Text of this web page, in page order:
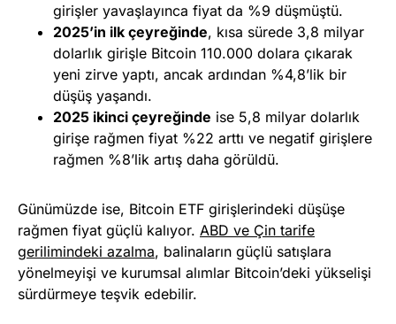
girişler yavaşlayınca fiyat da %9 düşmüştü.
2025’in ilk çeyreğinde, kısa sürede 3,8 milyar
dolarlık girişle Bitcoin 110.000 dolara çıkarak
yeni zirve yaptı, ancak ardından %4,8’lik bir
düşüş yaşandı.
2025 ikinci çeyreğinde ise 5,8 milyar dolarlık
girişe rağmen fiyat %22 arttı ve negatif girişlere
rağmen %8’lik artış daha görüldü.
Günümüzde ise, Bitcoin ETF girişlerindeki düşüşe
rağmen fiyat güçlü kalıyor. ABD ve Çin tarife
gerilimindeki azalma, balinaların güçlü satışlara
yönelmeyişi ve kurumsal alımlar Bitcoin’deki yükselişi
sürdürmeye teşvik edebilir.